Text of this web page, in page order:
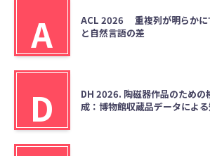
A
ACL 2026 重複列が明らかに
と自然言語の差
D
DH 2026. 陶磁器作品のための
成：博物館収蔵品データによ